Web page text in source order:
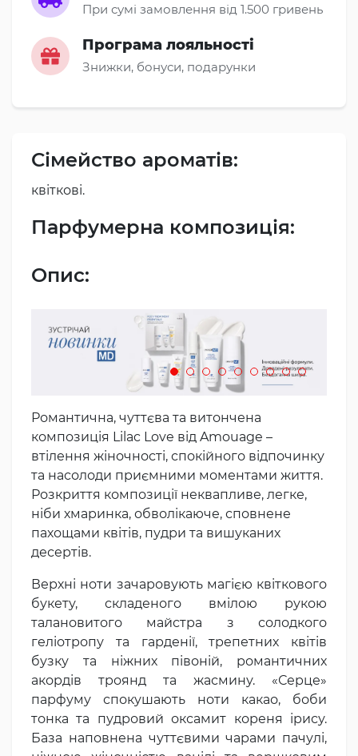
При сумі замовлення від 1.500 гривень
Програма лояльності
Знижки, бонуси, подарунки
Сімейство ароматів:
квіткові.
Парфумерна композиція:
Опис:
Романтична, чуттєва та витончена
композиція Lilac Love від Amouage –
втілення жіночності, спокійного відпочинку
та насолоди приємними моментами життя.
Розкриття композиції неквапливе, легке,
ніби хмаринка, обволікаюче, сповнене
пахощами квітів, пудри та вишуканих
десертів.
Верхні ноти зачаровують магією квіткового
букету, складеного вмілою рукою
талановитого майстра з солодкого
геліотропу та гарденії, трепетних квітів
бузку та ніжних півоній, романтичних
акордів троянд та жасмину. «Серце»
парфуму спокушають ноти какао, боби
тонка та пудровий оксамит кореня ірису.
База наповнена чуттєвими чарами пачулі,